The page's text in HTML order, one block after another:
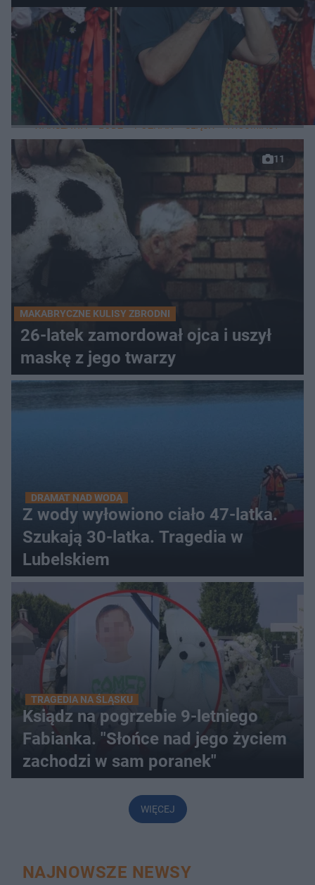
WIĘCEJ
LOKALNE
WARSZAWA ŁÓDŹ POZNAŃ ŚLĄSK TRÓJMIASTO
11
MAKABRYCZNE KULISY ZBRODNI
26-latek zamordował ojca i uszył
maskę z jego twarzy
DRAMAT NAD WODĄ
Z wody wyłowiono ciało 47-latka.
Szukają 30-latka. Tragedia w
Lubelskiem
TRAGEDIA NA ŚLĄSKU
Ksiądz na pogrzebie 9-letniego
Fabianka. "Słońce nad jego życiem
zachodzi w sam poranek"
WIĘCEJ
NAJNOWSZE NEWSY